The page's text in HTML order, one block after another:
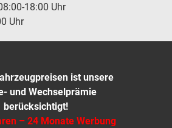
18:00 Uhr
Uhr
ist unsere
und Wechselprämie
berücksichtigt!
– 24 Monate Werbung